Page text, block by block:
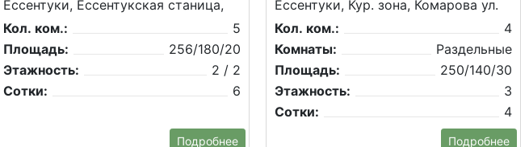
Ессентуки, Ессентукская станица,
Кол. ком.:
5
Площадь:
256/180/20
Этажность:
2 / 2
Сотки:
6
Подробнее
Ессентуки, Кур. зона, Комарова ул.
Кол. ком.:
4
Комнаты:
Раздельные
Площадь:
250/140/30
Этажность:
3
Сотки:
4
Подробнее